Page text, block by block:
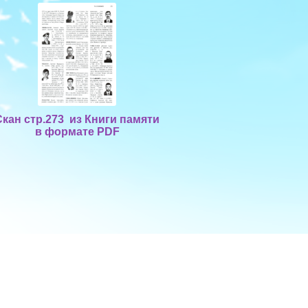
стр.273 из Книги памяти
в формате PDF